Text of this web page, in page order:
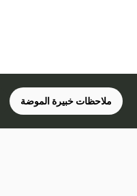
ملاحظات خبيرة الموضة